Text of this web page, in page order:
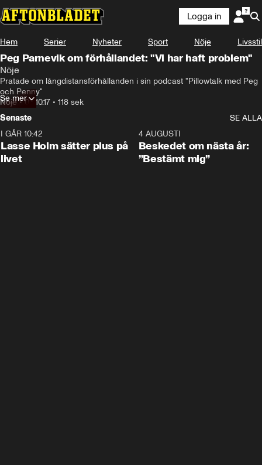
Logga in
Hem Serier Nyheter Sport Nöje Livsstil
Peg Parnevik om förhållandet: "Vi har haft problem"
Nöje
Pratade om långdistansförhållanden i sin podcast "Pillowtalk med Peg
och Penny"
Nöje•03.10.17 • 118 sek
Se mer
Senaste
SE ALLA
I GÅR 10:42
Lasse Holm sätter plus på
livet
4 AUGUSTI
Beskedet om nästa år:
”Bestämt mig”